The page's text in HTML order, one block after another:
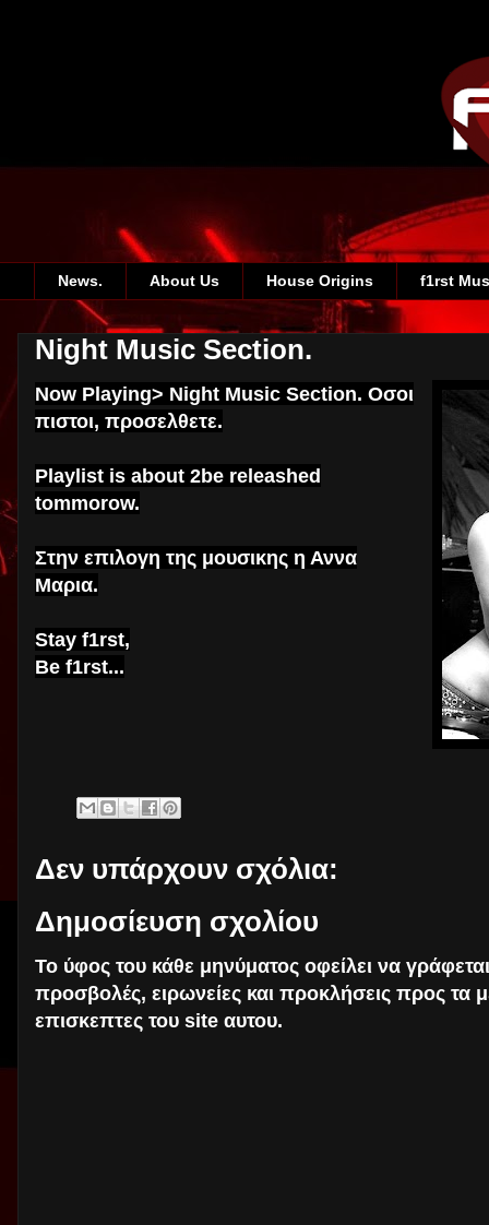
News. About Us House Origins f1rst
Night Music Section.
Now Playing> Night Music Section. Οσοι
πιστοι, προσελθετε.
Playlist is about 2be releashed
tommorow.
Στην επιλογη της μουσικης η Αννα
Μαρια.
Stay f1rst,
Be f1rst...
Δεν υπάρχουν σχόλια:
Δημοσίευση σχολίου
Το ύφος του κάθε μηνύματος οφείλει να
προσβολές, ειρωνείες και προκλήσεις προς τα
επισκεπτες του site αυτου.